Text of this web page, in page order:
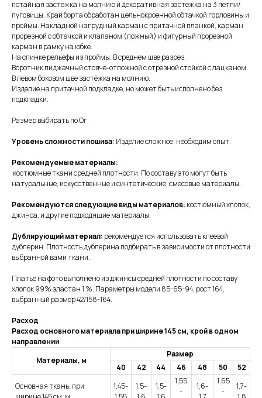
потайная застёжка на молнию и декоративная застёжка на 3 петли/
пуговицы. Край борта обработан цельнокроенной обтачкой горловины и
проймы. Накладной нагрудный карман с притачной планкой, карман
прорезной с обтачкой и клапаном (ложный) и фигурный прорезной
карман в рамку на юбке.
На спинке рельефы из проймы. В среднем шве разрез.
Воротник пиджачный стояче-отложной с отрезной стойкой с лацканом.
В левом боковом шве застёжка на молнию.
Изделие на притачной подкладке, но может быть исполнено без
подкладки.
Размер выбирать по Ог
Уровень сложности пошива: Изделие сложное, необходим опыт.
Рекомендуемые материалы:
костюмные ткани средней плотности. По составу это могут быть
натуральные, искусственные и синтетические, смесовые материалы.
Рекомендуются следующие виды материалов: костюмный хлопок,
джинса, и другие подходящие материалы.
Дублирующий материал: рекомендуется использовать клеевой
дублерин. Плотность дублерина подбирать в зависимости от плотности
выбранной вами ткани.
Платье на фото выполнено из джинсы средней плотности по составу
хлопок 99% эластан 1 %. Параметры модели 85-65-94, рост 164,
выбранный размер 42/158-164.
Расход
Расход основного материала при ширине 145 см, крой в одном
направлении
Материалы, м
Размер
40
42 44 46 48 50
52
Основная ткань, при
1,45-
1,5-
1,5-
1,55
-
1,6-
1,65
-
1,7-